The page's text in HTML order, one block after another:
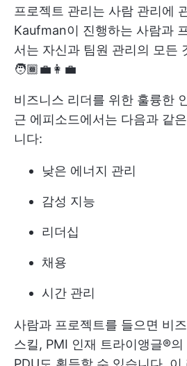
프로젝트 관리는 사람 관리에
Kaufman이 진행하는 사람과
서는 자신과 팀원 관리의 모든
🧑🏾‍💼👩‍💼
비즈니스 리더를 위한 훌륭한
근 에피소드에서는 다음과 같
니다:
낮은 에너지 관리
감성 지능
리더십
채용
시간 관리
사람과 프로젝트를 들으면 비
스킬, PMI 인재 트라이앵글®